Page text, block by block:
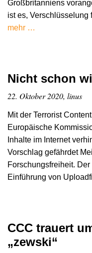
Großbritanniens
ist es, Verschlüsselung
mehr …
Nicht schon
22. Oktober 2020, linus
Mit der Terrorist
Europäische
Inhalte im Internet
Vorschlag gefährdet
Forschungsfreiheit.
Einführung von
CCC trauert
„zewski“